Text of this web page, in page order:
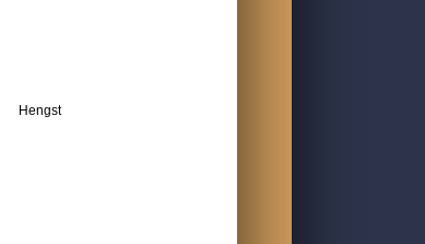
Hengst